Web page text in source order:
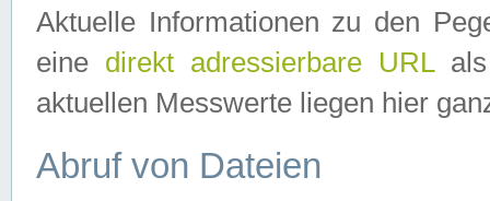
Aktuelle Informationen zu den
eine direkt adressierbare URLals
aktuellen Messwerte liegen hier
Abruf von Dateien